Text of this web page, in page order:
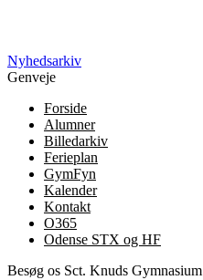
Nyhedsarkiv
Genveje
Forside
Alumner
Billedarkiv
Ferieplan
GymFyn
Kalender
Kontakt
O365
Odense STX og HF
Besøg os Sct. Knuds Gymnasium